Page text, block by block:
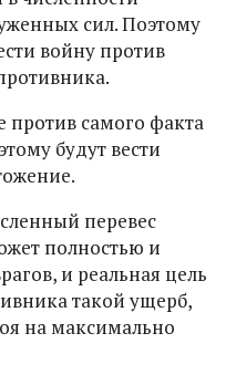
сил. Поэтому
войну против
самого факта
будут вести
перевес
полностью и
и реальная цель
такой ущерб,
на максимально